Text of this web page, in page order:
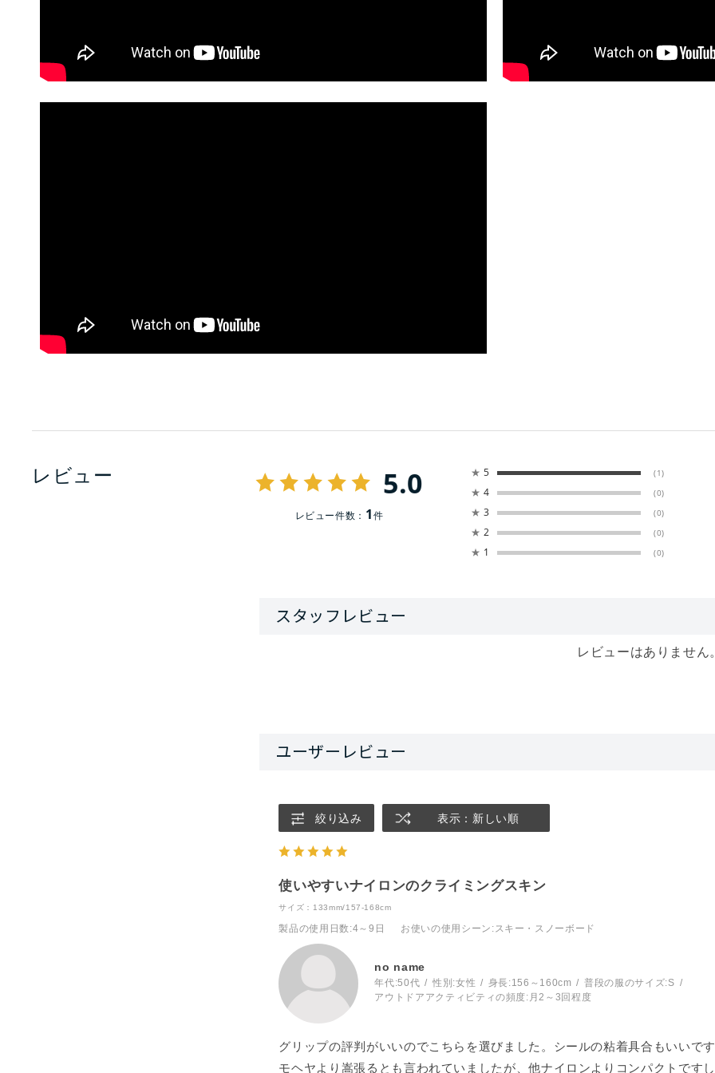
レビュー 5.0
レビュー件数： 1件
★ 5 (1)
★ 4 (0)
★ 3 (0)
★ 2 (0)
★ 1 (0)
絞り込み 表示：新しい順
使いやすいナイロンのクライミングスキン
サイズ：133mm/157-168cm
製品の使用日数 :4～9日 お使いの使用シーン :スキー・スノーボード
no name
年代:50代 性別:女性 身長:156～160cm 普段の服のサイズ:S
アウトドアアクティビティの頻度: 月2～3回程度
グリップの評判がいいのでこちらを選びました。シールの粘着具合もいいで
モヘヤより嵩張るとも言われていましたが、他ナイロンよりコンパクトです
レビューはありません